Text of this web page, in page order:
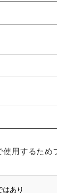
使用するため